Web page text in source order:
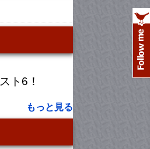
ト6！
もっと見る